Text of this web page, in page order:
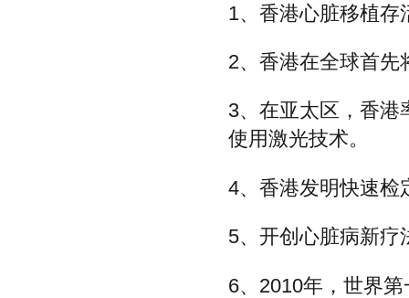
1、香港心脏移植存
2、香港在全球首先
3、在亚太区，香港
使用激光技术。
4、香港发明快速检
5、开创心脏病新疗
6、2010年，世界